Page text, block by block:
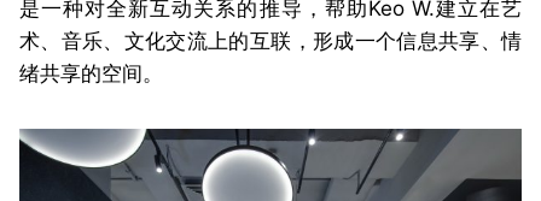
是一种对全新互动关系的推导，帮助Keo W.建立在艺
术、音乐、文化交流上的互联，形成一个信息共享、情
绪共享的空间。